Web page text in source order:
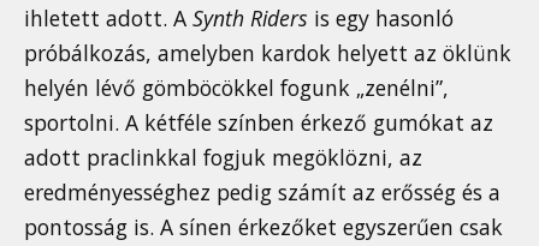
ihletett adott. A Synth Riders is egy hasonló
próbálkozás, amelyben kardok helyett az öklünk
helyén lévő gömböcökkel fogunk „zenélni”,
sportolni. A kétféle színben érkező gumókat az
adott praclinkkal fogjuk megöklözni, az
eredményességhez pedig számít az erősség és a
pontosság is. A sínen érkezőket egyszerűen csak